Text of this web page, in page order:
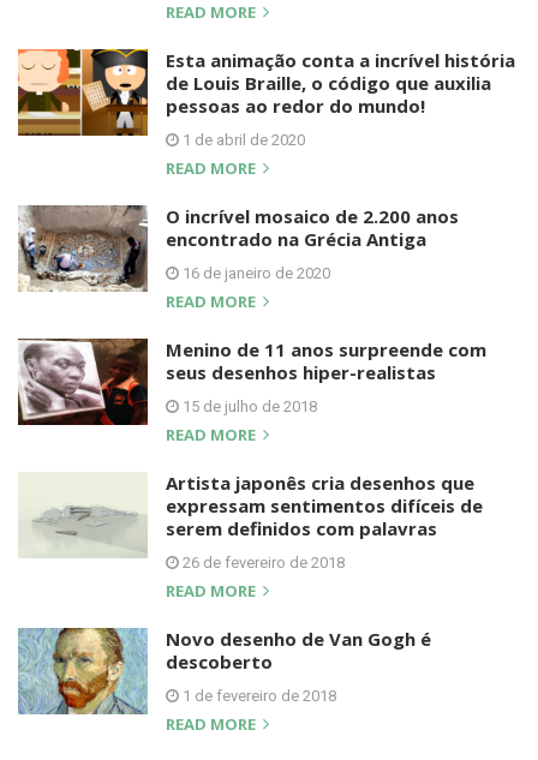
READ MORE
Esta animação conta a incrível história
de Louis Braille, o código que auxilia
pessoas ao redor do mundo!
1 de abril de 2020
READ MORE
O incrível mosaico de 2.200 anos
encontrado na Grécia Antiga
16 de janeiro de 2020
READ MORE
Menino de 11 anos surpreende com
seus desenhos hiper-realistas
15 de julho de 2018
READ MORE
Artista japonês cria desenhos que
expressam sentimentos difíceis de
serem definidos com palavras
26 de fevereiro de 2018
READ MORE
Novo desenho de Van Gogh é
descoberto
1 de fevereiro de 2018
READ MORE